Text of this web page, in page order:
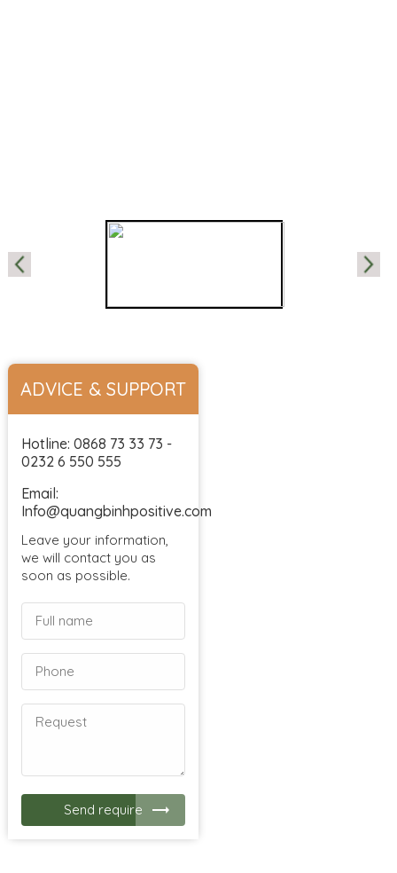
ADVICE & SUPPORT
Hotline: 0868 73 33 73 -
0232 6 550 555
Email:
Info@quangbinhpositive.com
Leave your information,
we will contact you as
soon as possible.
Send require